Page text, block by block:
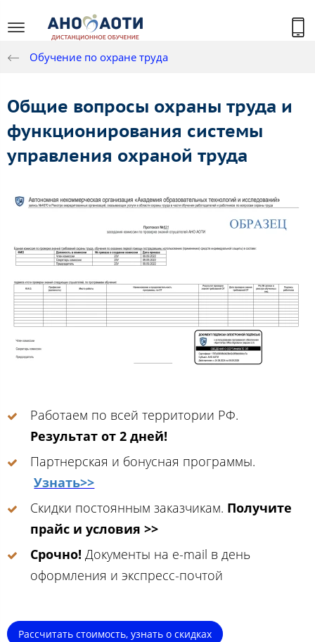
Обучение по охране труда
Общие вопросы охраны труда и
функционирования системы
управления охраной труда
Работаем по всей территории РФ.
Результат от 2 дней!
Партнерская и бонусная программы.
Узнать>>
Скидки постоянным заказчикам. Получите
прайс и условия >>
Срочно! Документы на e-mail в день
оформления и экспресс-почтой
Рассчитать стоимость, узнать о скидках